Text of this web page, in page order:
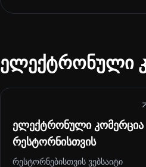
ელექტრონული
ელექტრონული კომერცია
რესტორნისთვის
რესტორნებისთვის ვებსაიტი